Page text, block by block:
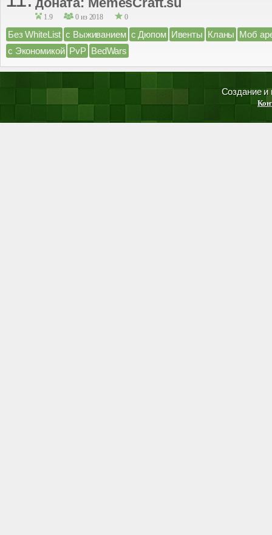
1.9 0 из 2018 0
Без WhiteList с Выживанием с Дюпом Ивенты Кланы Моб
с Экономикой PvP BedWars
Создание и